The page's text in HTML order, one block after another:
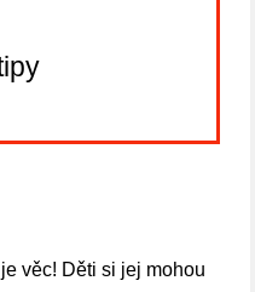
věc! Děti si jej mohou